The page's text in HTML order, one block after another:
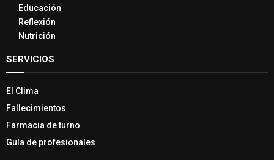
Educación
Reflexión
Nutrición
SERVICIOS
El Clima
Fallecimientos
Farmacia de turno
Guía de profesionales